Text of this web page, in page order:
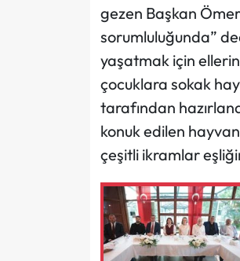
gezen Başkan
sorumluluğunda”
yaşatmak için
çocuklara sokak
tarafından
konuk edilen
çeşitli ikramlar